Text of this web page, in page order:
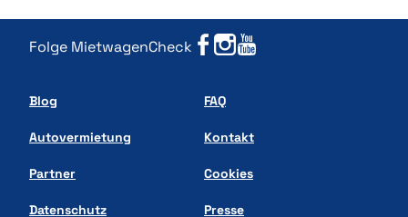
Folge MietwagenCheck
Blog FAQ
Autovermietung Kontakt
Partner Cookies
Datenschutz Presse